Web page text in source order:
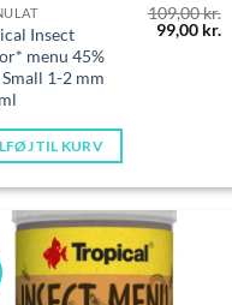
Insect
menu 45%
1-2 mm
109,00kr.
Den
oprindelige
99,00 kr.
TIL KURV